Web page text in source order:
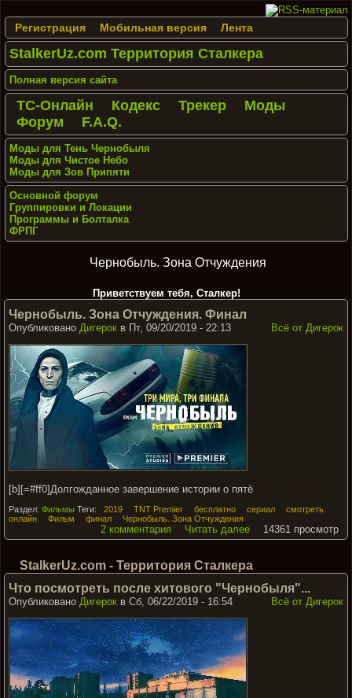
Регистрация Мобильная версия Лента
StalkerUz.com Территория Сталкера
Полная версия сайта
ТС-Онлайн Кодекс Трекер
Моды
Форум
F.A.Q.
Моды для Тень Чернобыля
Моды для Чистое Небо
Моды для Зов Припяти
Основной форум
Группировки и Локации
Программы и Болталка
ФРПГ
Чернобыль. Зона Отчуждения
Приветствуем тебя, Сталкер!
Чернобыль. Зона Отчуждения. Финал
Всё от Дигерок
Опубликовано Дигерок в Пт, 09/20/2019 - 22:13
[b][=#ff0]Долгожданное завершение истории о пятё
Раздел: Фильмы Теги: 2019 TNT Premier бесплатно сериал
смотреть
онлайн
Фильм финал Чернобыль. Зона Отчуждения
2 комментария Читать далее 14361 просмотр
StalkerUz.com - Территория Сталкера
Что посмотреть после хитового "Чернобыля"...
Всё от Дигерок
Опубликовано Дигерок в Сб, 06/22/2019 - 16:54